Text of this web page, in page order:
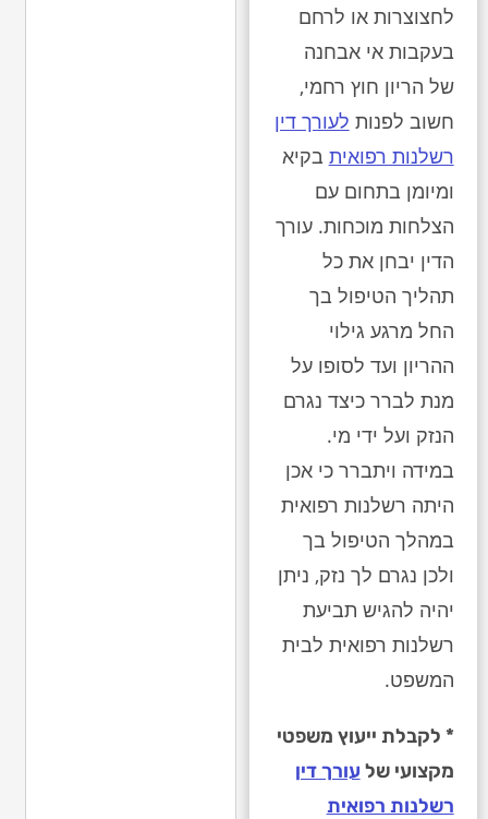
לחצוצרות או לרחם
בעקבות אי אבחנה
של הריון חוץ רחמי,
חשוב לפנות לעורך דין
רשלנות רפואית בקיא
ומיומן בתחום עם
הצלחות מוכחות. עורך
הדין יבחן את כל
תהליך הטיפול בך
החל מרגע גילוי
ההריון ועד לסופו על
מנת לברר כיצד נגרם
הנזק ועל ידי מי.
במידה ויתברר כי אכן
היתה רשלנות רפואית
במהלך הטיפול בך
ולכן נגרם לך נזק, ניתן
יהיה להגיש תביעת
רשלנות רפואית לבית
המשפט.
* לקבלת ייעוץ משפטי
מקצועי של עורך דין
רשלנות רפואית